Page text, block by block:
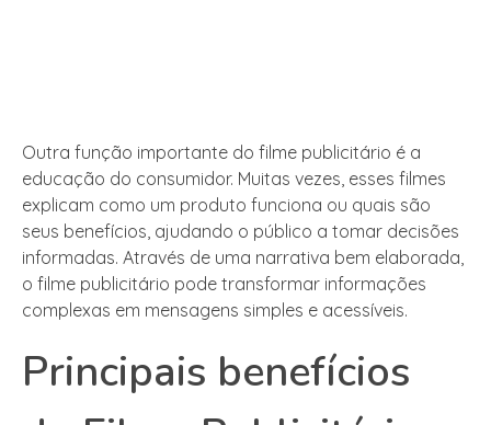
Outra função importante do filme publicitário é a
educação do consumidor. Muitas vezes, esses filmes
explicam como um produto funciona ou quais são
seus benefícios, ajudando o público a tomar decisões
informadas. Através de uma narrativa bem elaborada,
o filme publicitário pode transformar informações
complexas em mensagens simples e acessíveis.
Principais benefícios